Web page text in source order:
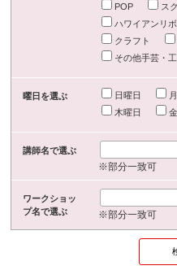
POP
ス
ハワイアンリ
クラフト
その他手芸・
曜日を選ぶ 日曜日
木曜日
講師名で選ぶ
※部分一致可
ワークショッ
プ名で選ぶ
※部分一致可